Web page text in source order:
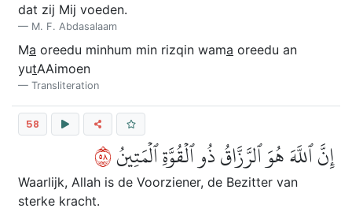
dat zij Mij voeden.
M. F. Abdasalaam
Ma oreedu minhum min rizqin wama oreedu an
yutAAimoen
Transliteration
58
إِنَّ ٱللَّهَ هُوَ ٱلرَّزَّاقُ ذُو ٱلۡقُوَّةِ ٱلۡمَتِينُ٨٥
Waarlijk, Allah is de Voorziener, de Bezitter van
sterke kracht.